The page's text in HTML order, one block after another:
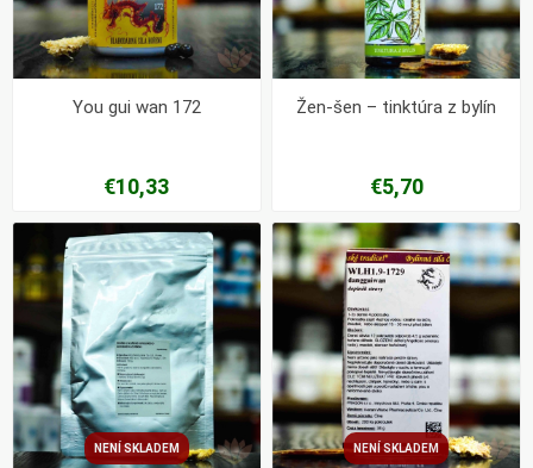
You gui wan 172
€10,33
Žen-šen – tinktúra z bylín
€5,70
NENÍ SKLADEM NENÍ SKLADEM